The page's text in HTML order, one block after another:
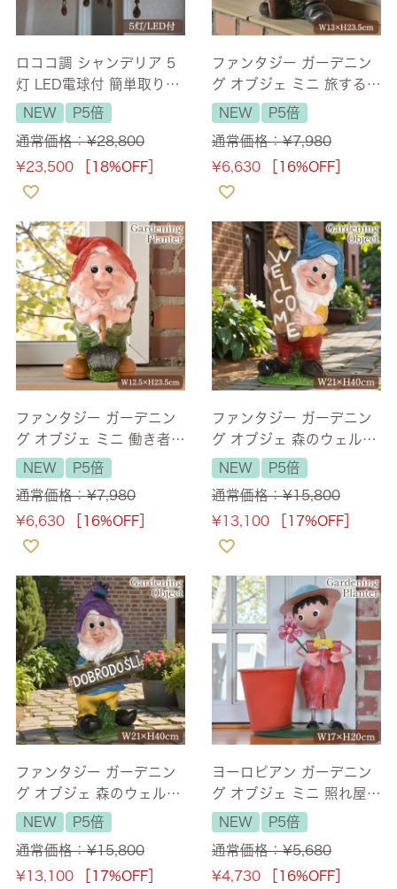
ロココ調 シャンデリア 5
灯 LED電球付 簡単取り付
け クリスタル調 照明 幅4
5cm 【送料無料】 [Y]
NEW
P5倍
通常価格：¥28,800
¥23,500 ［18%OFF］
ファンタジー ガーデニン
グ オブジェ ミニ 旅するド
ワーフ（プランターカバ
ー） 【送料無料】
NEW
P5倍
通常価格：¥7,980
¥6,630 ［16%OFF］
ファンタジー ガーデニン
グ オブジェ ミニ 働き者の
ドワーフ（プランターカ
バー） 【送料無料】
NEW
P5倍
通常価格：¥7,980
¥6,630 ［16%OFF］
ファンタジー ガーデニン
グ オブジェ 森のウェルカ
ムドワーフ ブルー 【送料
無料】
NEW
P5倍
通常価格：¥15,800
¥13,100 ［17%OFF］
ファンタジー ガーデニン
グ オブジェ 森のウェルカ
ムドワーフ パープル 【送
料無料】
NEW
P5倍
通常価格：¥15,800
¥13,100 ［17%OFF］
ヨーロピアン ガーデニン
グ オブジェ ミニ 照れ屋の
少年（プランターカバ
ー）
NEW
P5倍
通常価格：¥5,680
¥4,730 ［16%OFF］